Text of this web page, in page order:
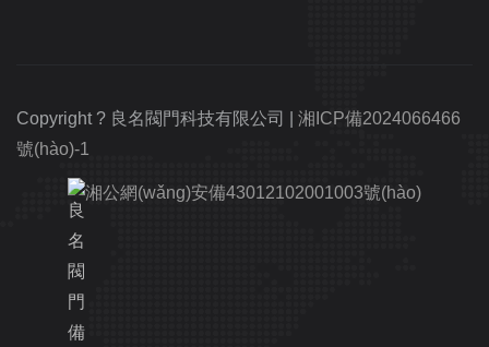
Copyright ? 良名閥門科技有限公司 | 湘ICP備2024066466
號(hào)-1
湘公網(wǎng)安備43012102001003號(hào)